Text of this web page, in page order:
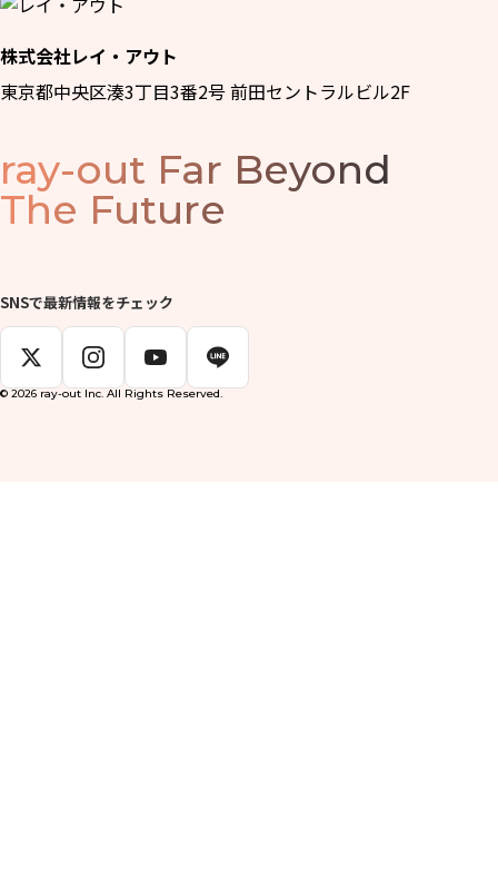
株式会社レイ・アウト
東京都中央区湊3丁目3番2号 前田セントラルビル2F
ray-out Far Beyond
The Future
SNSで最新情報をチェック
© 2026 ray-out Inc. All Rights Reserved.